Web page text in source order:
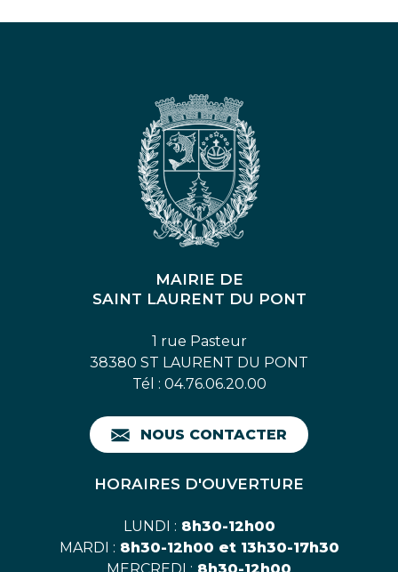
MAIRIE DE
SAINT LAURENT DU PONT
1 rue Pasteur
38380 ST LAURENT DU PONT
Tél : 04.76.06.20.00
NOUS CONTACTER
HORAIRES D'OUVERTURE
LUNDI : 8h30-12h00
MARDI : 8h30-12h00 et 13h30-17h30